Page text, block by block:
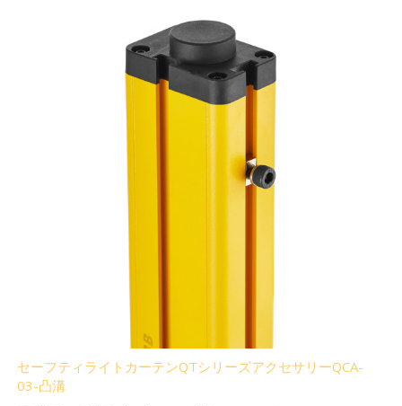
セーフティライトカーテンQTシリーズアクセサリーQCA-
03-凸溝